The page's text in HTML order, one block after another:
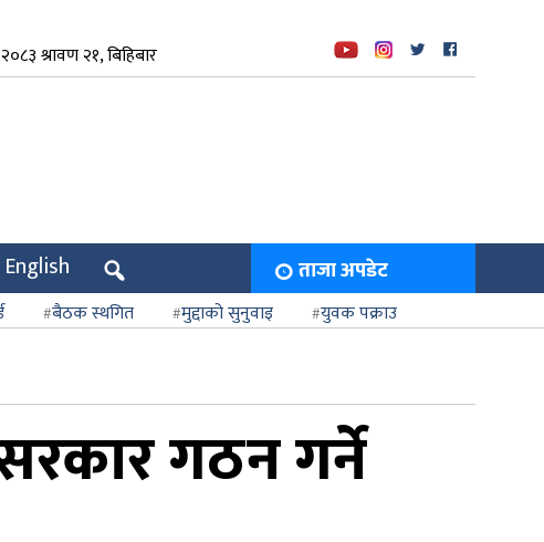
श्रावण २१, बिहिबार
English ताजा अपडेट
बैठक स्थगित मुद्दाको सुनुवाइ
युवक पक्राउ
गठन गर्ने